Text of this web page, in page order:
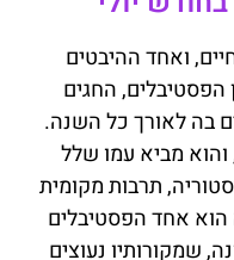
ואחד ההיבטים
הפסטיבלים, החגים
בה לאורך כל השנה.
והוא מביא עמו שלל
תרבות מקומית
הוא אחד הפסטיבלים
שמקורותיו נעוצים